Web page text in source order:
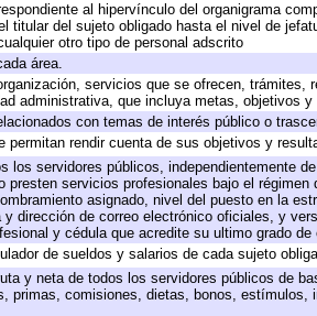
al hipervínculo del organigrama
titular del sujeto obligado hasta el nivel de
otro tipo de personal adscrito
área.
servicios que se ofrecen,
administrativa, que incluya metas, objetivos
con temas de interés público o
permitan rendir cuenta de sus objetivos y
los servidores públicos, independientemente
presten servicios profesionales bajo el
asignado, nivel del puesto en la
y dirección de correo electrónico oficiales, y
y cédula que acredite su ultimo grado de
de sueldos y salarios de cada sujeto
y neta de todos los servidores públicos de
primas, comisiones, dietas, bonos,